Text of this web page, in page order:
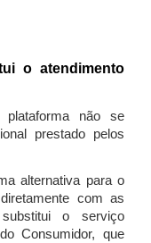
o atendimento
plataforma não se
prestado pelos
alternativa para o
com as
o serviço
Consumidor, que